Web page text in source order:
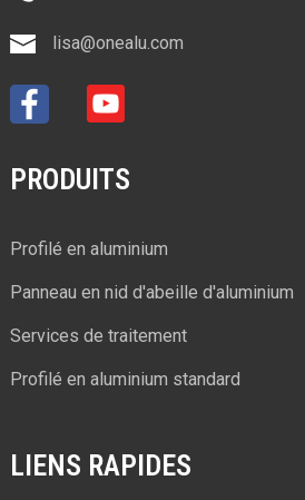
lisa@onealu.com
PRODUITS
Profilé en aluminium
Panneau en nid d'abeille d'aluminium
Services de traitement
Profilé en aluminium standard
LIENS RAPIDES